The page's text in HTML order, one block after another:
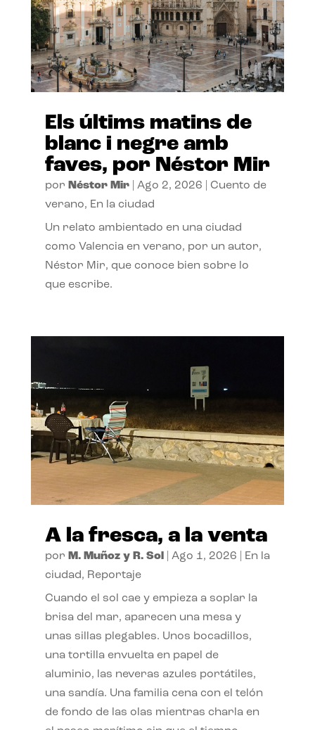
Els últims matins de
blanc i negre amb
faves, por Néstor Mir
por Néstor Mir| Ago 2, 2026
Cuento de
verano, En la ciudad
Un relato ambientado en una ciudad
como Valencia en verano, por un autor,
Néstor Mir, que conoce bien sobre lo
que escribe.
A la fresca, a la venta
por M. Muñoz y R. Sol| Ago 1, 2026
En la
ciudad, Reportaje
Cuando el sol cae y empieza a soplar la
brisa del mar, aparecen una mesa y
unas sillas plegables. Unos bocadillos,
una tortilla envuelta en papel de
aluminio, las neveras azules portátiles,
una sandía. Una familia cena con el telón
de fondo de las olas mientras charla en